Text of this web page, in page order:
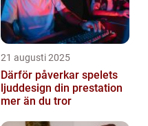
21 augusti 2025
Därför påverkar spelets
ljuddesign din prestation
mer än du tror